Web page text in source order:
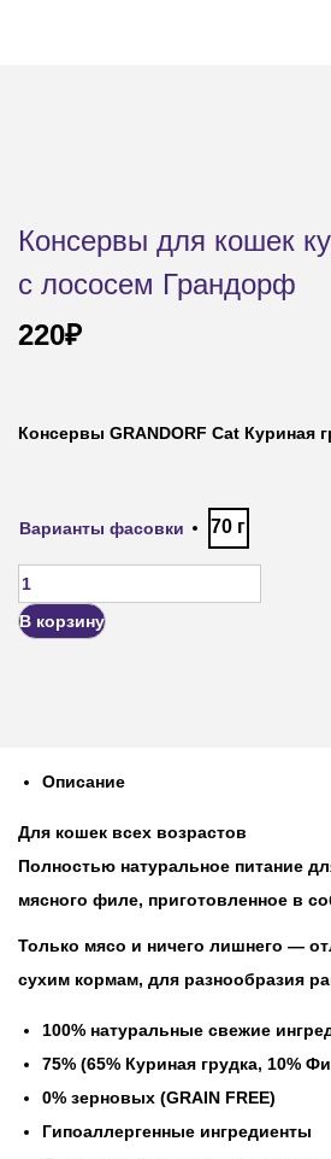
Консервы для кошек
с лососем Грандорф
220₽
Консервы GRANDORF Cat Куриная
Варианты фасовки 70 г
В корзину
Описание
Для кошек всех возрастов
Полностью натуральное питание
мясного филе, приготовленное в
Только мясо и ничего лишнего —
сухим кормам, для разнообразия
100% натуральные свежие
75% (65% Куриная грудка, 10%
0% зерновых (GRAIN FREE)
Гипоаллергенные ингредиенты